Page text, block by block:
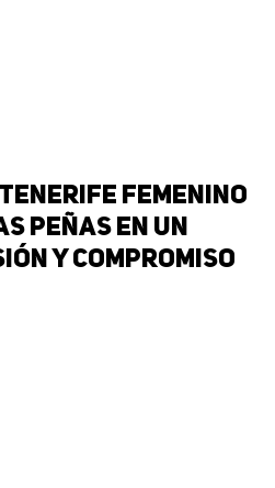
Tenerife Femenino
peñas en un
y compromiso